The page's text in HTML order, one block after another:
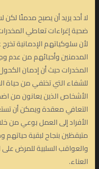
لا أحد يريد أن يصبح مدمنًا
ضحية إغراءات تعاطي
لأن سلوكياتهم الإدمانية
المدمنين وأحبائهم من عدم
المخدرات حيث أن إدمان
للشفاء التي تختفي من حياة
الأشخاص الذين يعانون من
التعافي معقدة ويمكن أن
الأفراد إلى العمل بوعي من
متيقظين بنجاح لبقية حياتهم
والعواقب السلبية للمرض
العناء.